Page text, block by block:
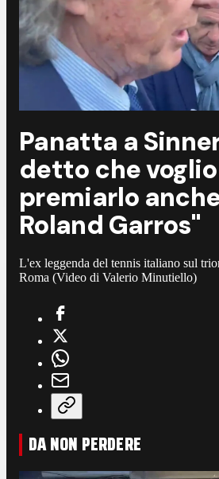
Panatta a
detto che voglio
premiarlo
Roland Garros"
L'ex leggenda del tennis italiano sul
Roma (Video di Valerio Minutiello)
DA NON PERDERE